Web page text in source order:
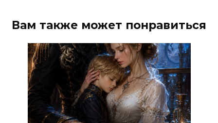
Вам также может понравиться